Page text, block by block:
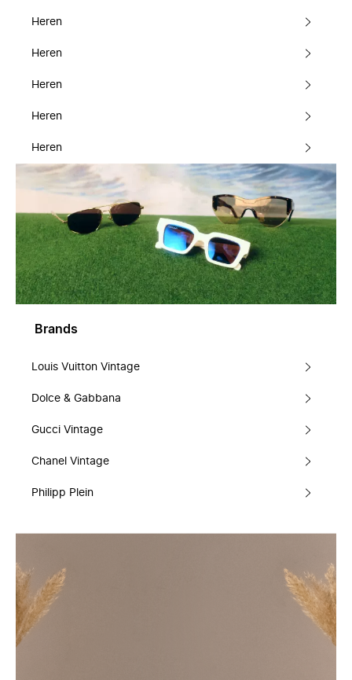
Heren
Heren
Heren
Heren
Heren
Brands
Louis Vuitton Vintage
Dolce & Gabbana
Gucci Vintage
Chanel Vintage
Philipp Plein